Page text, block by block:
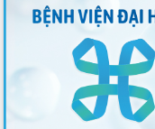
Hồ Thị Nguyên Thảo làm việc
tâm Phục vụ hành chính công
Xây dựng nền hành chính số
hành cùng nông dân dân,
Giai đoạn 2026-2030, Đắk Lắk